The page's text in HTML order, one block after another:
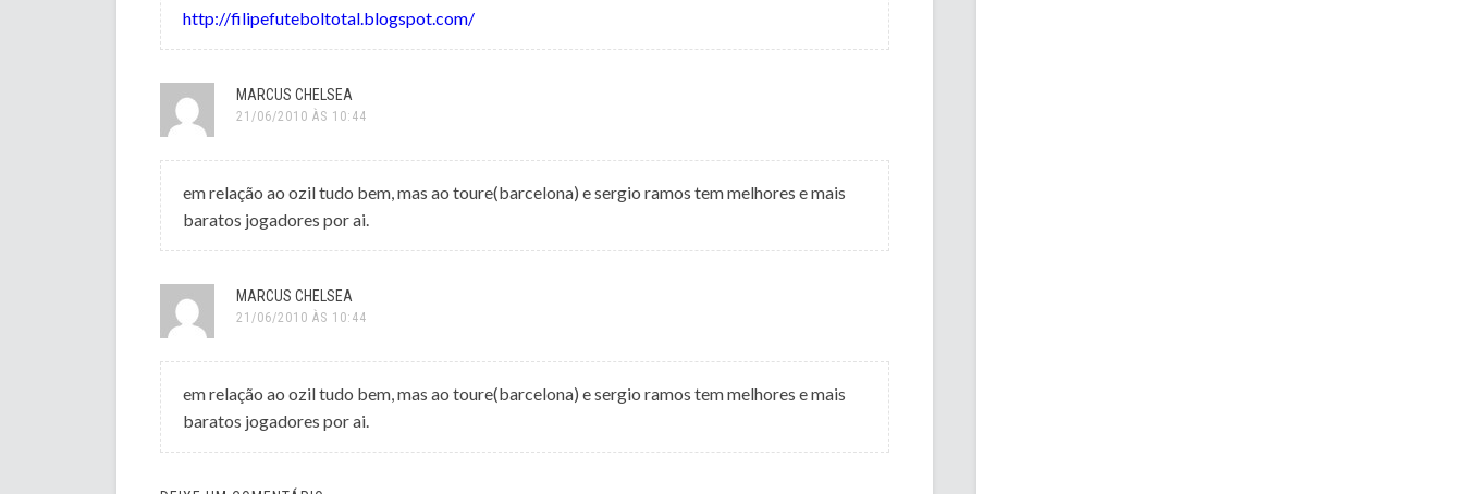
http://filipefuteboltotal.blogspot.com/
MARCUS CHELSEA
21/06/2010 ÀS 10:44
em relação ao ozil tudo bem, mas ao toure(barcelona) e sergio ramos tem melhores e mais
baratos jogadores por ai.
MARCUS CHELSEA
21/06/2010 ÀS 10:44
em relação ao ozil tudo bem, mas ao toure(barcelona) e sergio ramos tem melhores e mais
baratos jogadores por ai.